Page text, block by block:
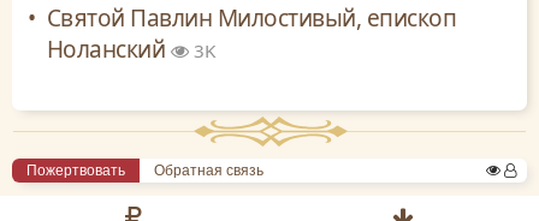
Святой Павлин Милостивый, епископ
Ноланский
3K
Пожертвовать Обратная связь